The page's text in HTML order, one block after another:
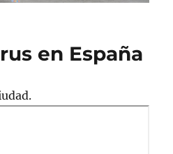
en España